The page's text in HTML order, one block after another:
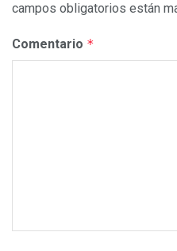
campos obligatorios están
Comentario *